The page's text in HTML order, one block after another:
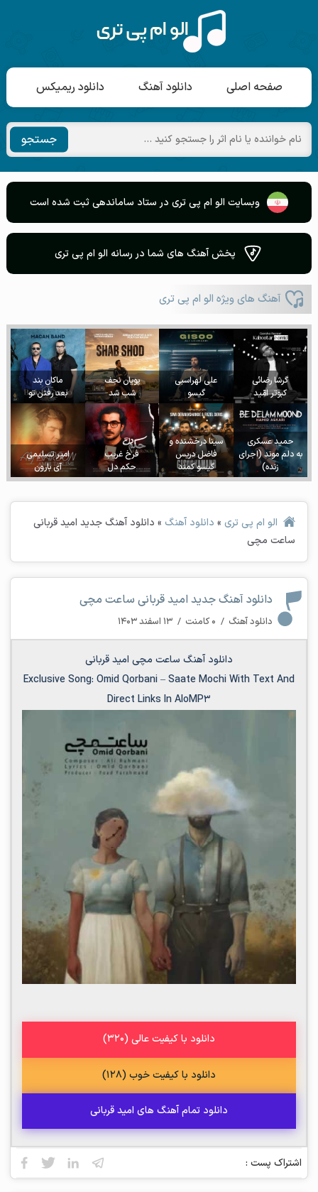
صفحه اصلی دانلود آهنگ دانلود ریمیکس
جستجو
وبسایت الو ام پی تری در ستاد ساماندهی ثبت شده است
پخش آهنگ های شما در رسانه الو ام پی تری
آهنگ های ویژه الو ام پی تری
گرشا رضائی
کبوتر امّید
علی لهراسبی
گیسو
پویان نجف
شب شد
ماکان بند
بعد رفتن تو
حمید عسکری
به دلم موند (اجرای
زنده)
سینا درخشنده و
فاضل دریس
گیسو کمند
فرخ غریب
حکم دل
امیر تسلیمی
آی بارون
الو ام پی تری» دانلود آهنگ » دانلود آهنگ جدید امید قربانی
ساعت مچی
دانلود آهنگ جدید امید قربانی ساعت مچی
دانلود آهنگ / ۰ کامنت / ۱۳ اسفند ۱۴۰۳
دانلود آهنگ ساعت مچی امید قربانی
Exclusive Song: Omid Qorbani–Saate MochiWith Text And
Direct Links In AloMP3
دانلود با کیفیت عالی (320)
دانلود با کیفیت خوب (128)
دانلود تمام آهنگ های امید قربانی
اشتراک پست :